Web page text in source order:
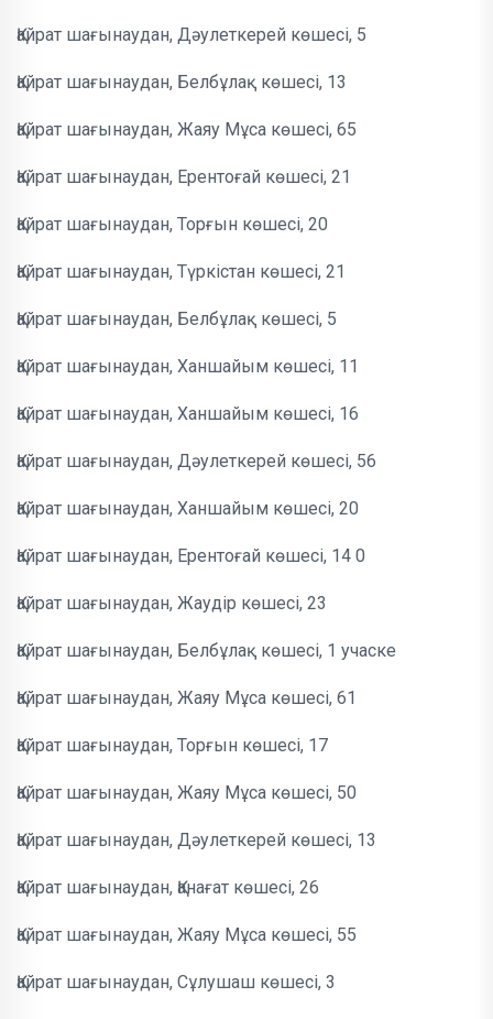
Қайрат шағынаудан, Дәулеткерей көшесі, 5
Қайрат шағынаудан, Белбұлақ көшесі, 13
Қайрат шағынаудан, Жаяу Мұса көшесі, 65
Қайрат шағынаудан, Ерентоғай көшесі, 21
Қайрат шағынаудан, Торғын көшесі, 20
Қайрат шағынаудан, Түркістан көшесі, 21
Қайрат шағынаудан, Белбұлақ көшесі, 5
Қайрат шағынаудан, Ханшайым көшесі, 11
Қайрат шағынаудан, Ханшайым көшесі, 16
Қайрат шағынаудан, Дәулеткерей көшесі, 56
Қайрат шағынаудан, Ханшайым көшесі, 20
Қайрат шағынаудан, Ерентоғай көшесі, 14 0
Қайрат шағынаудан, Жаудір көшесі, 23
Қайрат шағынаудан, Белбұлақ көшесі, 1 учаске
Қайрат шағынаудан, Жаяу Мұса көшесі, 61
Қайрат шағынаудан, Торғын көшесі, 17
Қайрат шағынаудан, Жаяу Мұса көшесі, 50
Қайрат шағынаудан, Дәулеткерей көшесі, 13
Қайрат шағынаудан, Қанағат көшесі, 26
Қайрат шағынаудан, Жаяу Мұса көшесі, 55
Қайрат шағынаудан, Сұлушаш көшесі, 3